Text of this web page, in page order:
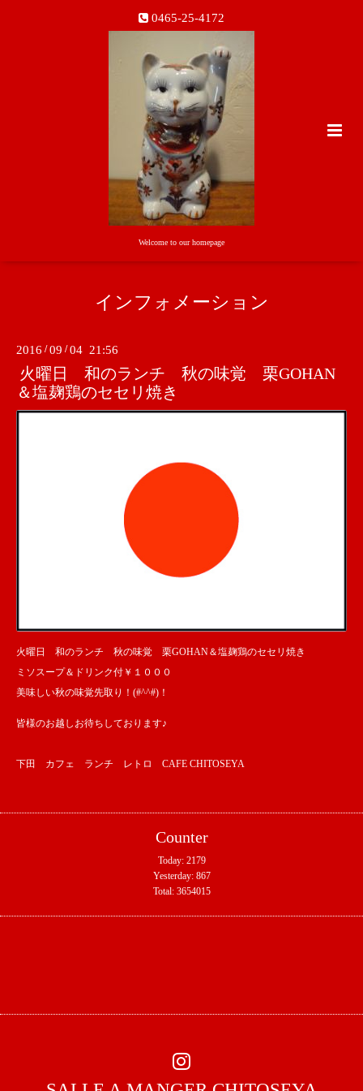
0465-25-4172
Welcome to our homepage
インフォメーション
2016 /09 /04 21:56
火曜日 和のランチ 秋の味覚 栗GOHAN
＆塩麹鶏のセセリ焼き
火曜日 和のランチ 秋の味覚 栗GOHAN＆塩麹鶏のセセリ焼き
ミソスープ＆ドリンク付￥１０００
美味しい秋の味覚先取り！(#^^#)！
皆様のお越しお待ちしております♪
下田 カフェ ランチ レトロ CAFE CHITOSEYA
Counter
Today: 2179
Yesterday: 867
Total: 3654015